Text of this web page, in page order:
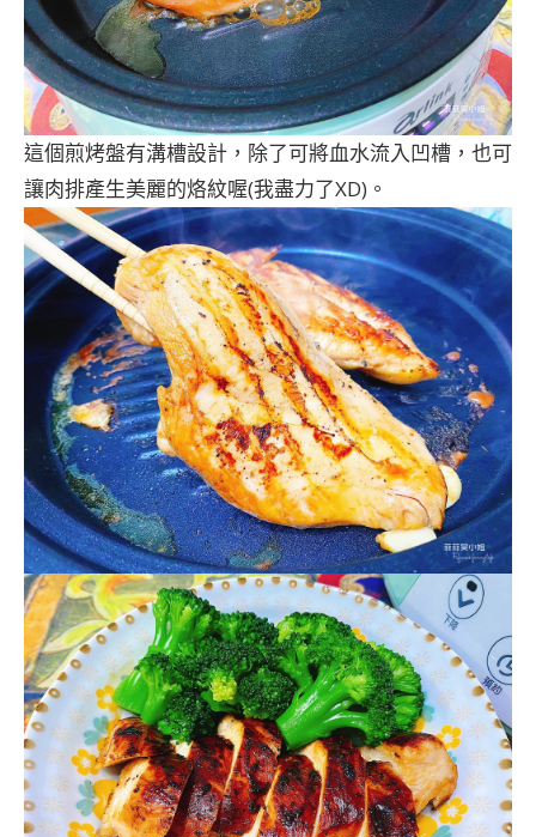
這個煎烤盤有溝槽設計，除了可將血水流入凹槽，也可
讓肉排產生美麗的烙紋喔(我盡力了XD)。